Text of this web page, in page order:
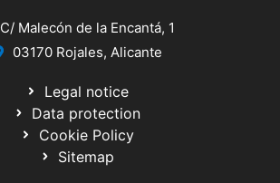
C/ Malecón de la Encantá, 1
03170 Rojales, Alicante
Legal notice
Data protection
Cookie Policy
Sitemap